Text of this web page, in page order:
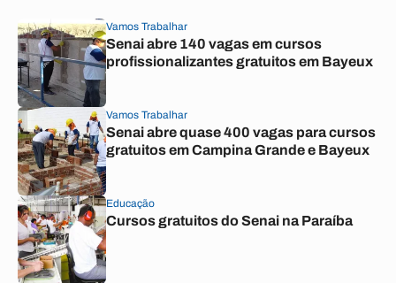
Vamos Trabalhar
Senai abre 140 vagas em cursos
profissionalizantes gratuitos em Bayeux
Vamos Trabalhar
Senai abre quase 400 vagas para cursos
gratuitos em Campina Grande e Bayeux
Educação
Cursos gratuitos do Senai na Paraíba